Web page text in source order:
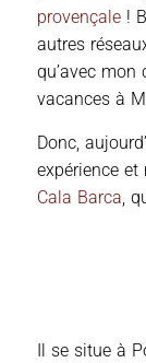
provençale !
autres
qu’avec mon
vacances à
Donc,
expérience et
Cala Barca,
Il se situe à